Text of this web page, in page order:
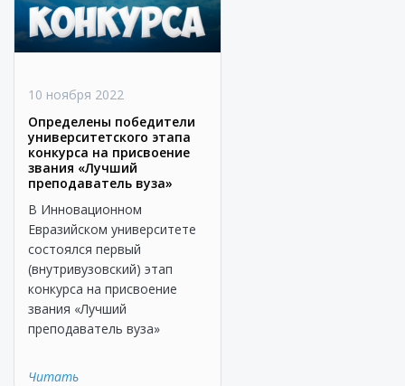
10 ноября 2022
Определены победители
университетского этапа
конкурса на присвоение
звания «Лучший
преподаватель вуза»
В Инновационном
Евразийском университете
состоялся первый
(внутривузовский) этап
конкурса на присвоение
звания «Лучший
преподаватель вуза»
Читать